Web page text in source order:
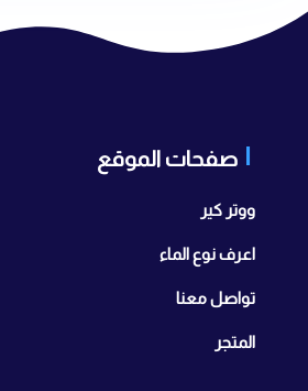
صفحات الموقع
ووتر كير
اعرف نوع الماء
تواصل معنا
المتجر